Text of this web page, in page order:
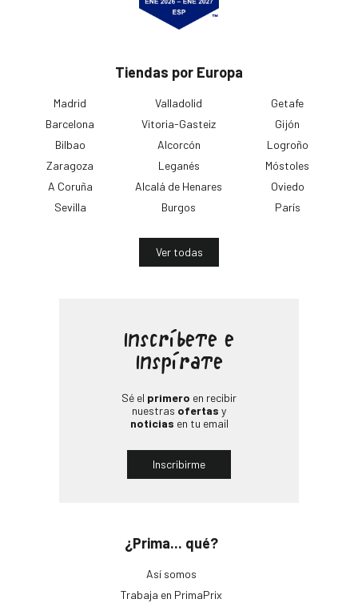
Tiendas por Europa
Madrid
Barcelona
Bilbao
Zaragoza
A Coruña
Sevilla
Valladolid
Vitoria-Gasteiz
Alcorcón
Leganés
Alcalá de Henares
Burgos
Getafe
Gijón
Logroño
Móstoles
Oviedo
París
Ver todas
¿Prima... qué?
Así somos
Trabaja en PrimaPrix
Inscríbete e
Inspírate
Sé el primero en recibir
nuestras ofertas y
noticias en tu email
Inscribirme